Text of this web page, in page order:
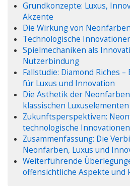
Grundkonzepte: Luxus,
Akzente
Die Wirkung von
Technologische
Spielmechaniken als
Nutzerbindung
Fallstudie: Diamond Riches
für Luxus und Innovation
Die Ästhetik der
klassischen Luxuselementen
Zukunftsperspektiven:
technologische
Zusammenfassung: Die
Neonfarben, Luxus und
Weiterführende
offensichtliche Aspekte und